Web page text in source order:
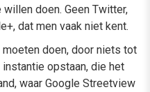
doen. Geen Twitter,
dat men vaak niet kent.
doen, door niets tot
opstaan, die het
waar Google Streetview